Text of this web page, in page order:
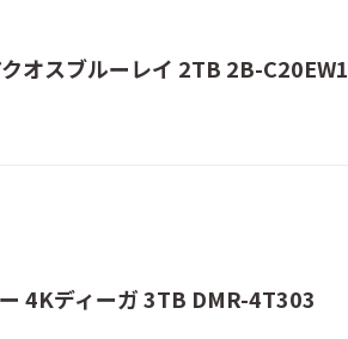
オスブルーレイ 2TB 2B-C20EW1
4Kディーガ 3TB DMR-4T303